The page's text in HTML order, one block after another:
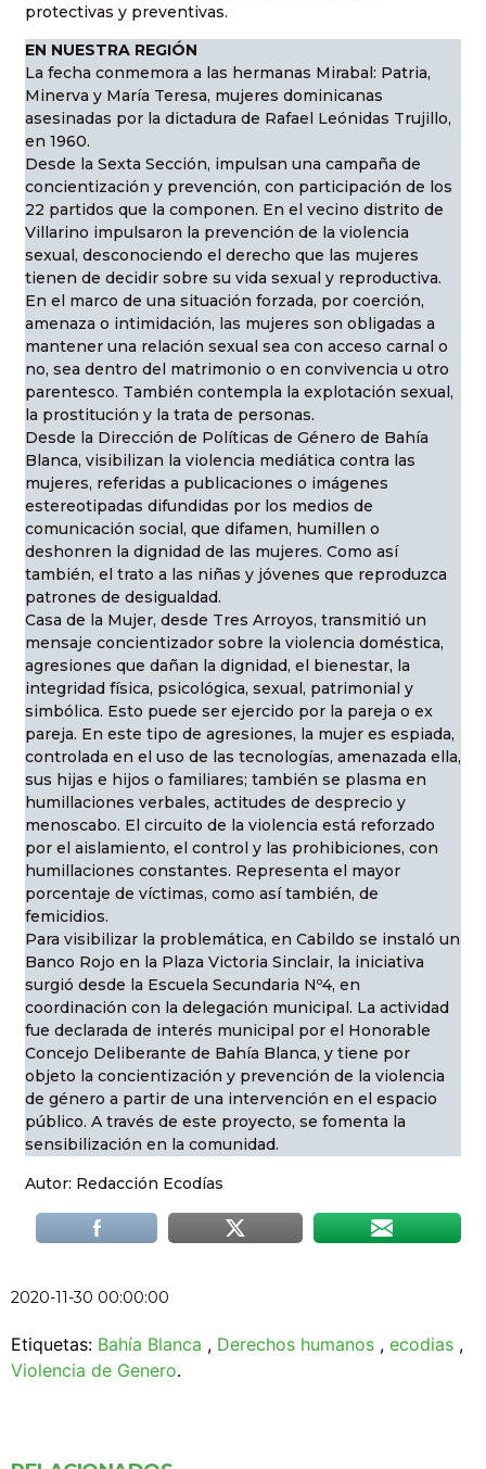
protectivas y preventivas.
EN NUESTRA REGIÓN
La fecha conmemora a las hermanas Mirabal: Patria,
Minerva y María Teresa, mujeres dominicanas
asesinadas por la dictadura de Rafael Leónidas Trujillo,
en 1960.
Desde la Sexta Sección, impulsan una campaña de
concientización y prevención, con participación de los
22 partidos que la componen. En el vecino distrito de
Villarino impulsaron la prevención de la violencia
sexual, desconociendo el derecho que las mujeres
tienen de decidir sobre su vida sexual y reproductiva.
En el marco de una situación forzada, por coerción,
amenaza o intimidación, las mujeres son obligadas a
mantener una relación sexual sea con acceso carnal o
no, sea dentro del matrimonio o en convivencia u otro
parentesco. También contempla la explotación sexual,
la prostitución y la trata de personas.
Desde la Dirección de Políticas de Género de Bahía
Blanca, visibilizan la violencia mediática contra las
mujeres, referidas a publicaciones o imágenes
estereotipadas difundidas por los medios de
comunicación social, que difamen, humillen o
deshonren la dignidad de las mujeres. Como así
también, el trato a las niñas y jóvenes que reproduzca
patrones de desigualdad.
Casa de la Mujer, desde Tres Arroyos, transmitió un
mensaje concientizador sobre la violencia doméstica,
agresiones que dañan la dignidad, el bienestar, la
integridad física, psicológica, sexual, patrimonial y
simbólica. Esto puede ser ejercido por la pareja o ex
pareja. En este tipo de agresiones, la mujer es espiada,
controlada en el uso de las tecnologías, amenazada ella,
sus hijas e hijos o familiares; también se plasma en
humillaciones verbales, actitudes de desprecio y
menoscabo. El circuito de la violencia está reforzado
por el aislamiento, el control y las prohibiciones, con
humillaciones constantes. Representa el mayor
porcentaje de víctimas, como así también, de
femicidios.
Para visibilizar la problemática, en Cabildo se instaló un
Banco Rojo en la Plaza Victoria Sinclair, la iniciativa
surgió desde la Escuela Secundaria Nº4, en
coordinación con la delegación municipal. La actividad
fue declarada de interés municipal por el Honorable
Concejo Deliberante de Bahía Blanca, y tiene por
objeto la concientización y prevención de la violencia
de género a partir de una intervención en el espacio
público. A través de este proyecto, se fomenta la
sensibilización en la comunidad.
Autor: Redacción Ecodías
2020-11-30 00:00:00
Etiquetas: Bahía Blanca , Derechos humanos , ecodias ,
Violencia de Genero.